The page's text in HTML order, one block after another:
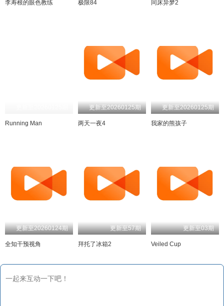
李寿根的眼色教练 极限84 同床异梦2
Running Man
更新至20260125期
两天一夜4
更新至20260125期
我家的熊孩子
更新至20260124期
全知干预视角
更新至57期
拜托了冰箱2
更新至03期
Veiled Cup